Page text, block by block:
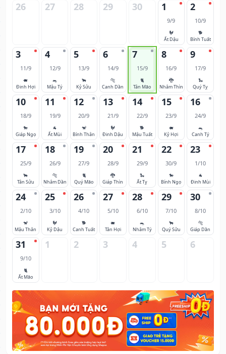
26 27 28 29 30 1
9/9
🐓
Ất Dậu
2
10/9
🐕
Bính Tuất
3
11/9
🐖
Đinh Hợi
4
12/9
🐀
Mậu Tý
5
13/9
🐂
Kỷ Sửu
6
14/9
🐅
Canh Dần
7
15/9
🐈
Tân Mão
8
16/9
🐉
Nhâm Thìn
9
17/9
🐍
Quý Tỵ
10
18/9
🐎
Giáp Ngọ
11
19/9
🐐
Ất Mùi
12
20/9
🐒
Bính Thân
13
21/9
🐓
Đinh Dậu
14
22/9
🐕
Mậu Tuất
15
23/9
🐖
Kỷ Hợi
16
24/9
🐀
Canh Tý
17
25/9
🐂
Tân Sửu
18
26/9
🐅
Nhâm Dần
19
27/9
🐈
Quý Mão
20
28/9
🐉
Giáp Thìn
21
29/9
🐍
Ất Tỵ
22
30/9
🐎
Bính Ngọ
23
1/10
🐐
Đinh Mùi
24
2/10
🐒
Mậu Thân
25
3/10
🐓
Kỷ Dậu
26
4/10
🐕
Canh Tuất
27
5/10
🐖
Tân Hợi
28
6/10
🐀
Nhâm Tý
29
7/10
🐂
Quý Sửu
30
8/10
🐅
Giáp Dần
31
9/10
🐈
Ất Mão
1 2 3 4 5 6